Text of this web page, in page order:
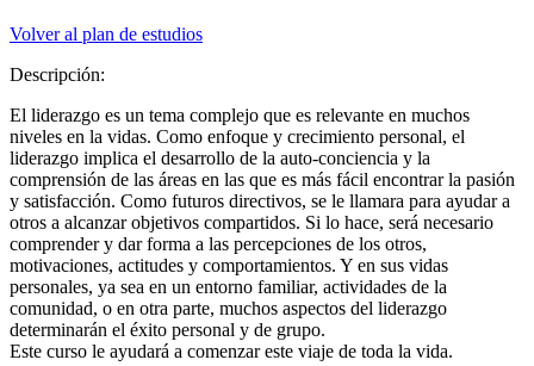
Volver al plan de estudios
Descripción:
El liderazgo es un tema complejo que es relevante en muchos
niveles en la vidas. Como enfoque y crecimiento personal, el
liderazgo implica el desarrollo de la auto-conciencia y la
comprensión de las áreas en las que es más fácil encontrar la pasión
y satisfacción. Como futuros directivos, se le llamara para ayudar a
otros a alcanzar objetivos compartidos. Si lo hace, será necesario
comprender y dar forma a las percepciones de los otros,
motivaciones, actitudes y comportamientos. Y en sus vidas
personales, ya sea en un entorno familiar, actividades de la
comunidad, o en otra parte, muchos aspectos del liderazgo
determinarán el éxito personal y de grupo.
Este curso le ayudará a comenzar este viaje de toda la vida.